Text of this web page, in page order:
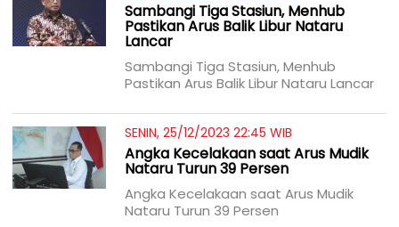
Sambangi Tiga Stasiun, Menhub
Pastikan Arus Balik Libur Nataru
Lancar
Sambangi Tiga Stasiun, Menhub
Pastikan Arus Balik Libur Nataru Lancar
SENIN, 25/12/2023 22:45 WIB
Angka Kecelakaan saat Arus Mudik
Nataru Turun 39 Persen
Angka Kecelakaan saat Arus Mudik
Nataru Turun 39 Persen